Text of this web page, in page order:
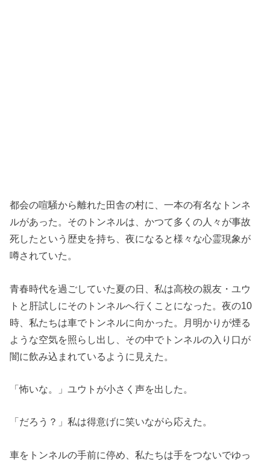
都会の喧騒から離れた田舎の村に、一本の有名なトンネ
ルがあった。そのトンネルは、かつて多くの人々が事故
死したという歴史を持ち、夜になると様々な心霊現象が
噂されていた。
青春時代を過ごしていた夏の日、私は高校の親友・ユウ
トと肝試しにそのトンネルへ行くことになった。夜の10
時、私たちは車でトンネルに向かった。月明かりが煙る
ような空気を照らし出し、その中でトンネルの入り口が
闇に飲み込まれているように見えた。
「怖いな。」ユウトが小さく声を出した。
「だろう？」私は得意げに笑いながら応えた。
車をトンネルの手前に停め、私たちは手をつないでゆっ